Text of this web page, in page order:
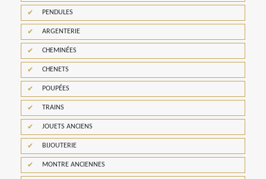
PENDULES
ARGENTERIE
CHEMINÉES
CHENETS
POUPÉES
TRAINS
JOUETS ANCIENS
BIJOUTERIE
MONTRE ANCIENNES